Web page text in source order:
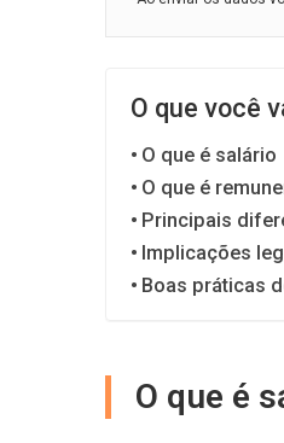
O que você
O que é salário
O que é
Principais
Implicações
Boas práticas
O que é